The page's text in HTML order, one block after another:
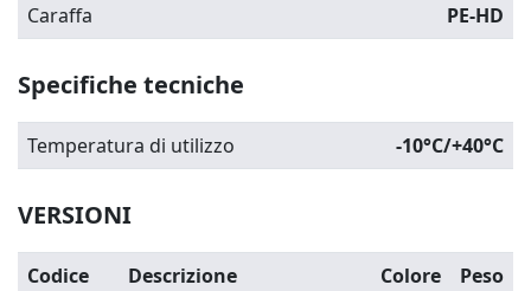
Caraffa PE-HD
Specifiche tecniche
Temperatura di utilizzo -10°C/+40°C
VERSIONI
Codice Descrizione Colore
Peso